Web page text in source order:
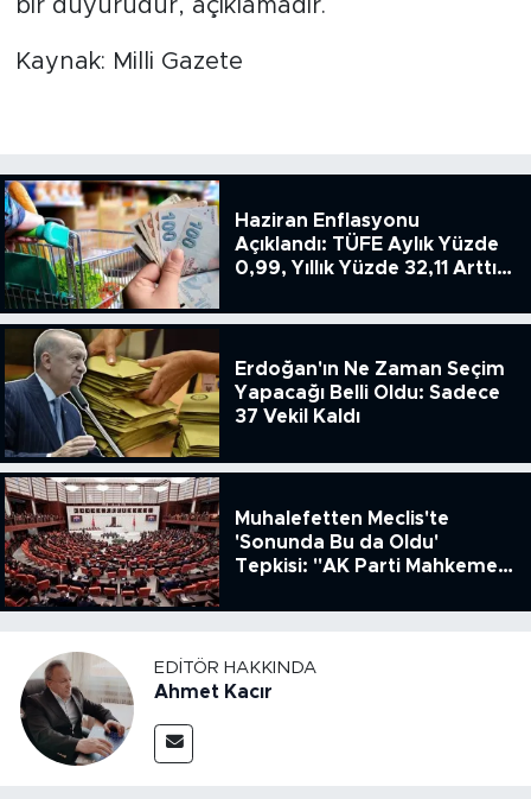
bir duyurudur, açıklamadır.
Kaynak: Milli Gazete
Haziran Enflasyonu
Açıklandı: TÜFE Aylık Yüzde
0,99, Yıllık Yüzde 32,11 Arttı,
51.49
Erdoğan'ın Ne Zaman Seçim
Yapacağı Belli Oldu: Sadece
37 Vekil Kaldı
Muhalefetten Meclis'te
'Sonunda Bu da Oldu'
Tepkisi: "AK Parti Mahkeme
Kanun Çıkardı"
EDITÖR HAKKINDA
Ahmet Kacır